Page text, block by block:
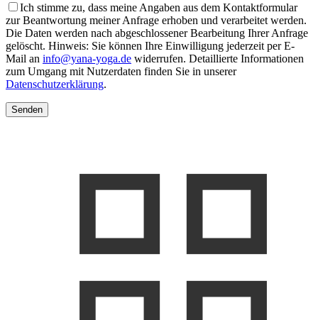
Ich stimme zu, dass meine Angaben aus dem Kontaktformular
zur Beantwortung meiner Anfrage erhoben und verarbeitet werden.
Die Daten werden nach abgeschlossener Bearbeitung Ihrer Anfrage
gelöscht. Hinweis: Sie können Ihre Einwilligung jederzeit per E-
Mail an info@yana-yoga.de widerrufen. Detaillierte Informationen
zum Umgang mit Nutzerdaten finden Sie in unserer
Datenschutzerklärung.